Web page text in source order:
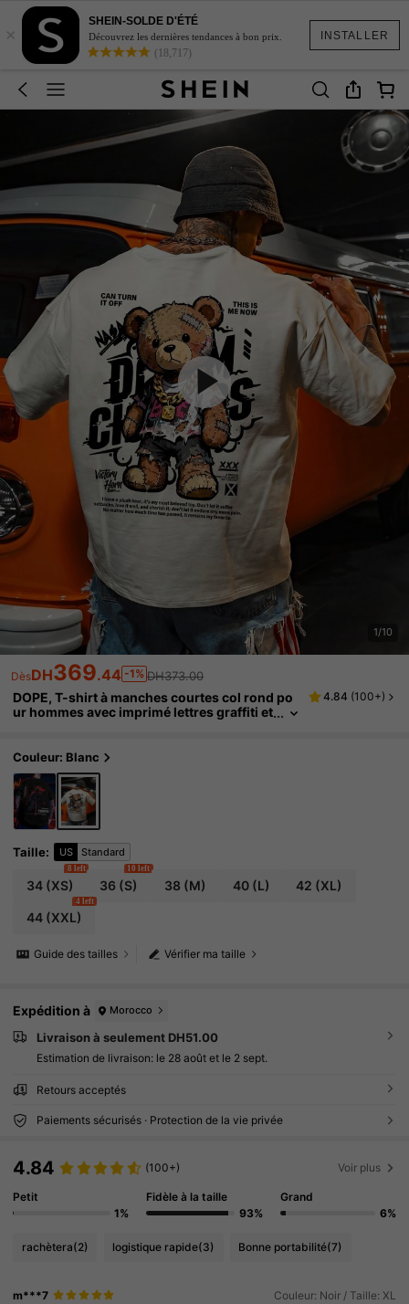
INSTALLER
×
SHEIN-SOLDE D'ÉTÉ
Découvrez les dernières tendances à bon prix.
(18,717)
1/10
DèsDH369.44 -1% DH373.00
DOPE, T-shirt à manches courtes col rond po
ur hommes avec imprimé lettres graffiti et
4.84 (100+)
Couleur: Blanc
Taille: US Standard
34(XS)
8 left
36 (S)
10 left
38 (M) 40(L) 42 (XL)
44(XXL)
4 left
Vérifier ma taille
Guide des tailles
Expédition à Morocco
Livraison à seulement DH51.00
Estimation de livraison: le 28 août et le 2 sept.
Retours acceptés
Paiements sécurisés · Protection de la vie privée
4.84 (100+) Voir plus
Petit
1%
Fidèle à la taille
93%
Grand
6%
rachètera(2) logistique rapide(3) Bonne portabilité(7)
m***7 Couleur: Noir / Taille: XL